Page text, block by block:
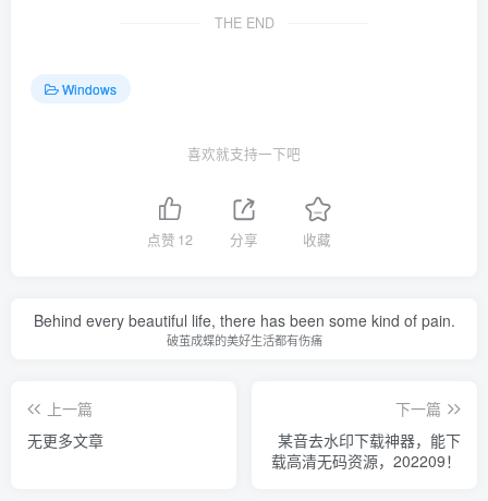
THE END
Windows
喜欢就支持一下吧
点赞 12 分享 收藏
Behind every beautiful life, there has been some kind of pain.
破茧成蝶的美好生活都有伤痛
上一篇
无更多文章
下一篇
某音去水印下载神器，能下
载高清无码资源，202209！